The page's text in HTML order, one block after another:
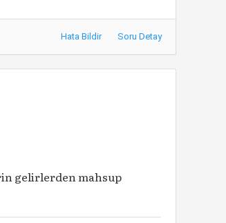
Hata Bildir Soru Detay
gelirlerden mahsup